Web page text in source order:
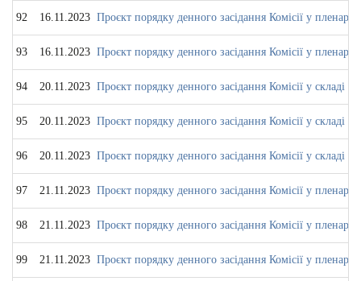
92 16.11.2023 Проєкт порядку денного засідання Комісії у
93 16.11.2023 Проєкт порядку денного засідання Комісії у
94 20.11.2023 Проєкт порядку денного засідання Комісії у складі
95 20.11.2023 Проєкт порядку денного засідання Комісії у складі
96 20.11.2023 Проєкт порядку денного засідання Комісії у складі
97 21.11.2023 Проєкт порядку денного засідання Комісії у
98 21.11.2023 Проєкт порядку денного засідання Комісії у
99 21.11.2023 Проєкт порядку денного засідання Комісії у